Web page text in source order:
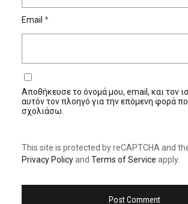
Email *
Αποθήκευσε το όνομά μου, email, και τον
αυτόν τον πλοηγό για την επόμενη φορά
σχολιάσω.
This site is protected by reCAPTCHA and
Privacy Policyand Terms of Service apply.